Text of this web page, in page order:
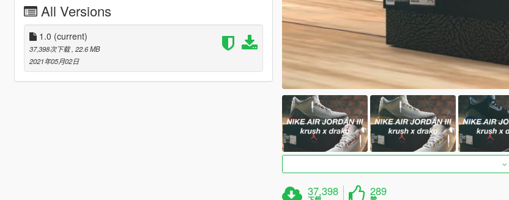
All Versions
1.0 (current)
37,398次下载 , 22.6 MB
2021年05月02日
37,398 289